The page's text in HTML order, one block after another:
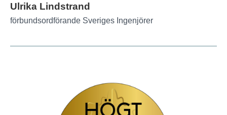
Ulrika Lindstrand
förbundsordförande Sveriges Ingenjörer